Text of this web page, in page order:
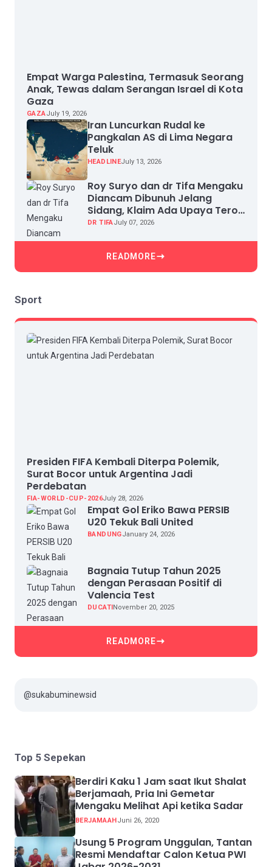
Empat Warga Palestina, Termasuk Seorang
Anak, Tewas dalam Serangan Israel di Kota
Gaza
GAZAJuly 19, 2026
Iran Luncurkan Rudal ke
Pangkalan AS di Lima Negara
Teluk
HEADLINEJuly 13, 2026
Roy Suryo dan dr Tifa Mengaku
Diancam Dibunuh Jelang
Sidang, Klaim Ada Upaya Teror
dan Intimidasi
DR TIFAJuly 07, 2026
READMORE
Sport
Presiden FIFA Kembali Diterpa Polemik,
Surat Bocor untuk Argentina Jadi
Perdebatan
FIA-WORLD-CUP-2026July 28, 2026
Empat Gol Eriko Bawa PERSIB
U20 Tekuk Bali United
BANDUNGJanuary 24, 2026
Bagnaia Tutup Tahun 2025
dengan Perasaan Positif di
Valencia Test
DUCATI November 20, 2025
READMORE
@sukabuminewsid
Top 5 Sepekan
Berdiri Kaku 1 Jam saat Ikut Shalat
Berjamaah, Pria Ini Gemetar
Mengaku Melihat Api ketika Sadar
BERJAMAAH Juni 26, 2020
Usung 5 Program Unggulan, Tantan
Resmi Mendaftar Calon Ketua PWI